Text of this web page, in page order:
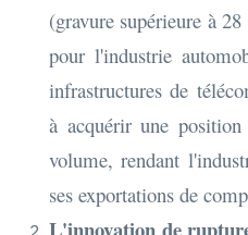
(gravure supérieure à
pour l'industrie
infrastructures de
à acquérir une
volume, rendant
ses exportations de
L'innovation de